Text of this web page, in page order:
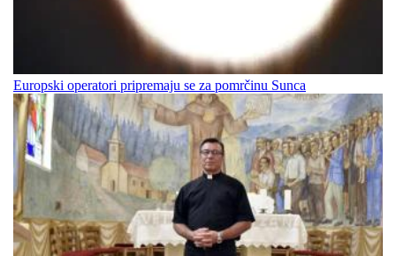
Europski operatori pripremaju se za pomrčinu Sunca